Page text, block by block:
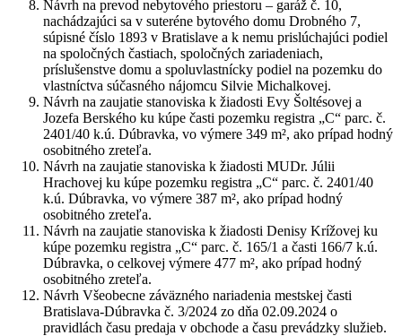
Návrh na prevod nebytového priestoru – garáž č. 10,
nachádzajúci sa v suteréne bytového domu Drobného 7,
súpisné číslo 1893 v Bratislave a k nemu prislúchajúci podiel
na spoločných častiach, spoločných zariadeniach,
príslušenstve domu a spoluvlastnícky podiel na pozemku do
vlastníctva súčasného nájomcu Silvie Michalkovej.
Návrh na zaujatie stanoviska k žiadosti Evy Šoltésovej a
Jozefa Berského ku kúpe časti pozemku registra „C“ parc. č.
2401/40 k.ú. Dúbravka, vo výmere 349 m², ako prípad hodný
osobitného zreteľa.
Návrh na zaujatie stanoviska k žiadosti MUDr. Júlii
Hrachovej ku kúpe pozemku registra „C“ parc. č. 2401/40
k.ú. Dúbravka, vo výmere 387 m², ako prípad hodný
osobitného zreteľa.
Návrh na zaujatie stanoviska k žiadosti Denisy Krížovej ku
kúpe pozemku registra „C“ parc. č. 165/1 a časti 166/7 k.ú.
Dúbravka, o celkovej výmere 477 m², ako prípad hodný
osobitného zreteľa.
Návrh Všeobecne záväzného nariadenia mestskej časti
Bratislava-Dúbravka č. 3/2024 zo dňa 02.09.2024 o
pravidlách času predaja v obchode a času prevádzky služieb.